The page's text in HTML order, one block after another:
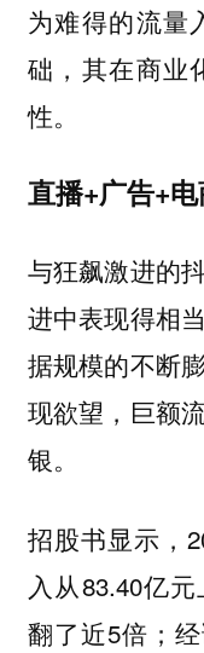
为难得的流量
础，其在商业
性。
直播+广告+电
与狂飙激进的
进中表现得相
据规模的不断
现欲望，巨额
银。
招股书显示，
入从83.40亿
翻了近5倍；